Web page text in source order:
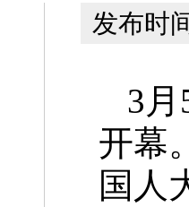
发布时
3
开幕
国人